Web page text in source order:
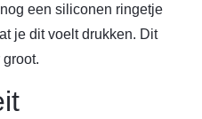
een siliconen ringetje
je dit voelt drukken. Dit